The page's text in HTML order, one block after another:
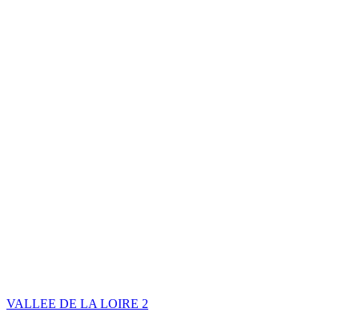
VALLEE DE LA LOIRE 2